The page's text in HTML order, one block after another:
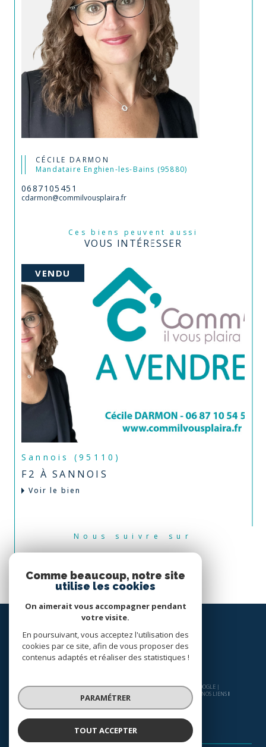
CÉCILE DARMON
Mandataire Enghien-les-Bains (95880)
0687105451
cdarmon@commilvousplaira.fr
Ces biens peuvent aussi
VOUS INTÉRESSER
VENDU
Sannois (95110)
F2 À SANNOIS
Voir le bien
Nous suivre sur
© 2026 | TOUS DROITS RÉSERVÉS | TRADUCTION POWERED BY GOOGLE |
NOS HONORAIRES
PLAN DU SITE MENTIONS LÉGALES ADMIN
NOS LIENS
POLITIQUE RGPD
Comme beaucoup, notre site
utilise les cookies
On aimerait vous accompagner pendant
votre visite.
En poursuivant, vous acceptez l'utilisation des
cookies par ce site, afin de vous proposer des
contenus adaptés et réaliser des statistiques !
PARAMÉTRER
TOUT ACCEPTER